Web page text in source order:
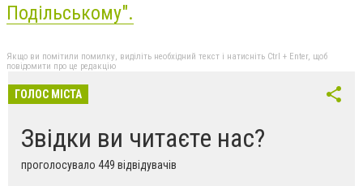
Подільському".
Якщо ви помітили помилку, виділіть необхідний текст і натисніть Ctrl + Enter, щоб
повідомити про це редакцію
ГОЛОС МІСТА
Звідки ви читаєте нас?
проголосувало 449 відвідувачів